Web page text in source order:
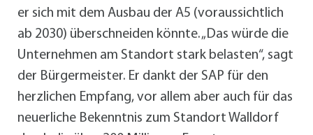
er sich mit dem Ausbau der A5 (voraussichtlich
ab 2030) überschneiden könnte. „Das würde die
Unternehmen am Standort stark belasten“, sagt
der Bürgermeister. Er dankt der SAP für den
herzlichen Empfang, vor allem aber auch für das
neuerliche Bekenntnis zum Standort Walldorf